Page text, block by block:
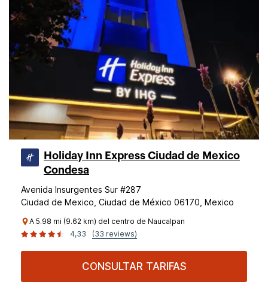
Holiday Inn Express Ciudad de Mexico
Condesa
Avenida Insurgentes Sur #287
Ciudad de Mexico, Ciudad de México 06170, Mexico
A 5.98 mi (9.62 km) del centro de Naucalpan
4,33
(33 reviews)
CONSULTAR TARIFAS